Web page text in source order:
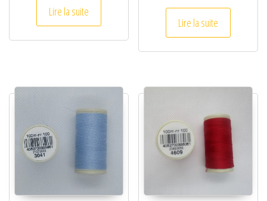
Lire la suite
Lire la suite